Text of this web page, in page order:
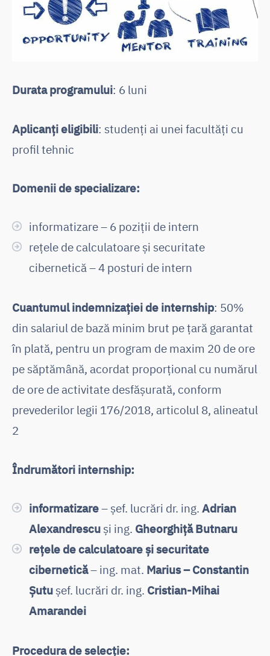
Durata programului: 6 luni
Aplicanți eligibili: studenți ai unei facultăți cu
profil tehnic
Domenii de specializare:
informatizare – 6 poziții de intern
rețele de calculatoare și securitate
cibernetică – 4 posturi de intern
Cuantumul indemnizației de internship: 50%
din salariul de bază minim brut pe țară garantat
în plată, pentru un program de maxim 20 de ore
pe săptămână, acordat proporțional cu numărul
de ore de activitate desfășurată, conform
prevederilor legii 176/2018, articolul 8, alineatul
2
Îndrumători internship:
informatizare– șef. lucrări dr. ing. Adrian
Alexandrescu și ing. Gheorghiță Butnaru
rețele de calculatoare și securitate
cibernetică– ing. mat. Marius – Constantin
Șutu șef. lucrări dr. ing. Cristian-Mihai
Amarandei
Procedura de selecție: